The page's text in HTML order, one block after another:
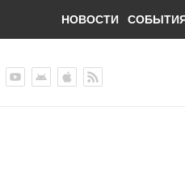
НОВОСТИ